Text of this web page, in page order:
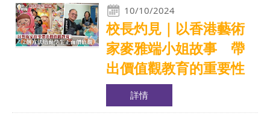
10/10/2024
校長灼見｜以香港藝術
家麥雅端小姐故事 帶
出價值觀教育的重要性
詳情